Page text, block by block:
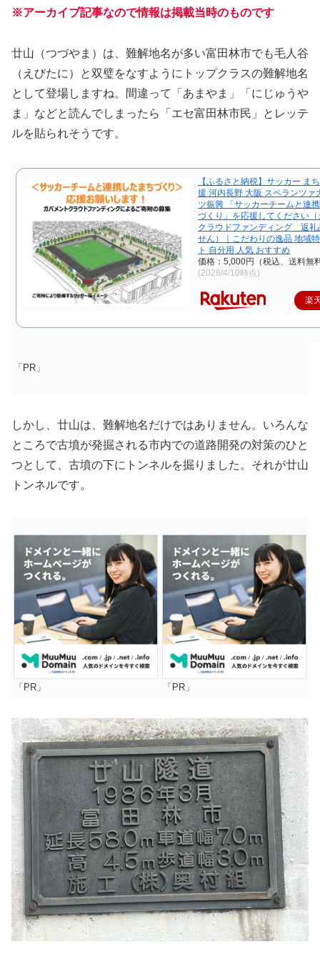
※アーカイブ記事なので情報は掲載当時のものです
廿山（つづやま）は、難解地名が多い富田林市でも毛人谷
（えびたに）と双璧をなすようにトップクラスの難解地名
として登場しますね。間違って「あまやま」「にじゅうや
ま」などと読んでしまったら「エセ富田林市民」とレッテ
ルを貼られそうです。
【ふるさと納税】サッカー ま
援 河内長野 大阪 スペランツァ
ツ振興 「サッカーチームと連
づくり」を応援してください
クラウドファンディング 返礼
せん）｜こだわりの逸品 地域
ト 自分用 人気 おすすめ
価格：5,000円（税込、送料無
(2026/4/10時点)
楽
「PR」
しかし、廿山は、難解地名だけではありません。いろんな
ところで古墳が発掘される市内での道路開発の対策のひと
つとして、古墳の下にトンネルを掘りました。それが廿山
トンネルです。
「PR」 「PR」